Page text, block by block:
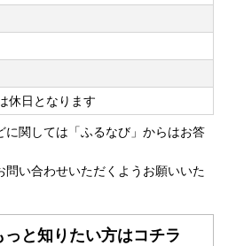
日となります
に関しては「ふるなび」からはお答
問い合わせいただくようお願いいた
と知りたい方はコチラ